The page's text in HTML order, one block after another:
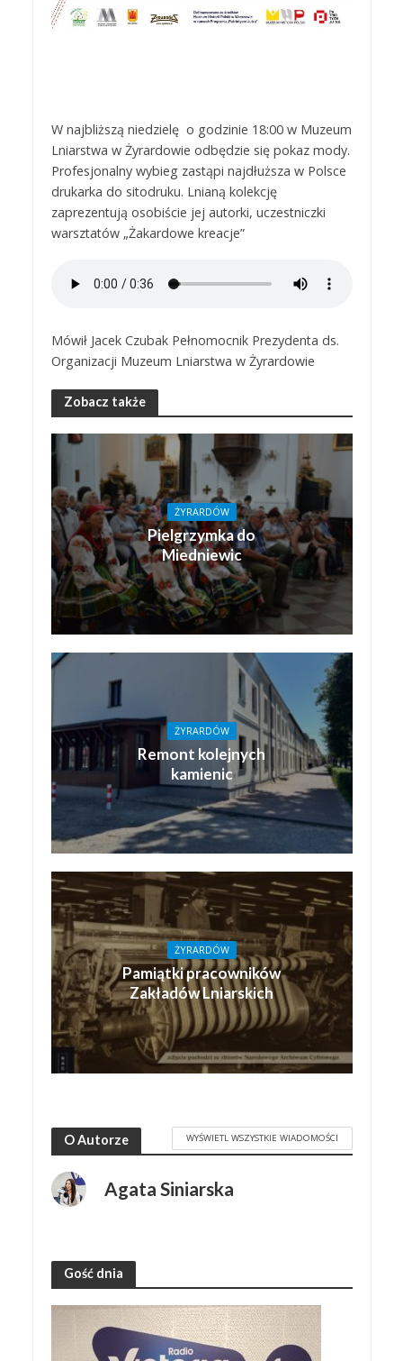
W najbliższą niedzielę o godzinie 18:00 w Muzeum
Lniarstwa w Żyrardowie odbędzie się pokaz mody.
Profesjonalny wybieg zastąpi najdłuższa w Polsce
drukarka do sitodruku. Lnianą kolekcję
zaprezentują osobiście jej autorki, uczestniczki
warsztatów „Żakardowe kreacje”
Mówił Jacek Czubak Pełnomocnik Prezydenta ds.
Organizacji Muzeum Lniarstwa w Żyrardowie
Zobacz także
ŻYRARDÓW
Pielgrzymka do
Miedniewic
ŻYRARDÓW
Remont kolejnych
kamienic
ŻYRARDÓW
Pamiątki pracowników
Zakładów Lniarskich
O Autorze WYŚWIETL WSZYSTKIE WIADOMOŚCI
Agata Siniarska
Gość dnia